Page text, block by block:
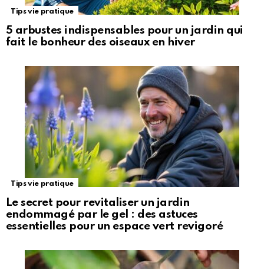
Tips vie pratique
5 arbustes indispensables pour un jardin qui
fait le bonheur des oiseaux en hiver
Tips vie pratique
Le secret pour revitaliser un jardin
endommagé par le gel : des astuces
essentielles pour un espace vert revigoré